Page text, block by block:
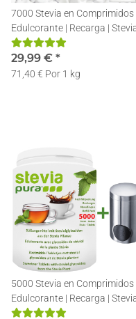
7000 Stevia en Comprimidos
Edulcorante | Recarga |
Pastillas + Dosificador
29,99 € *
71,40 € Por 1 kg
5000 Stevia en Comprimidos
Edulcorante | Recarga |
Pastillas + Dosificador